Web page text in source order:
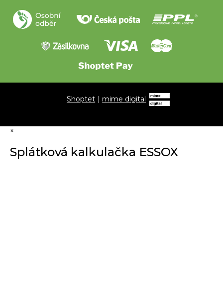
Shoptet |mime digital
×
Splátková kalkulačka ESSOX